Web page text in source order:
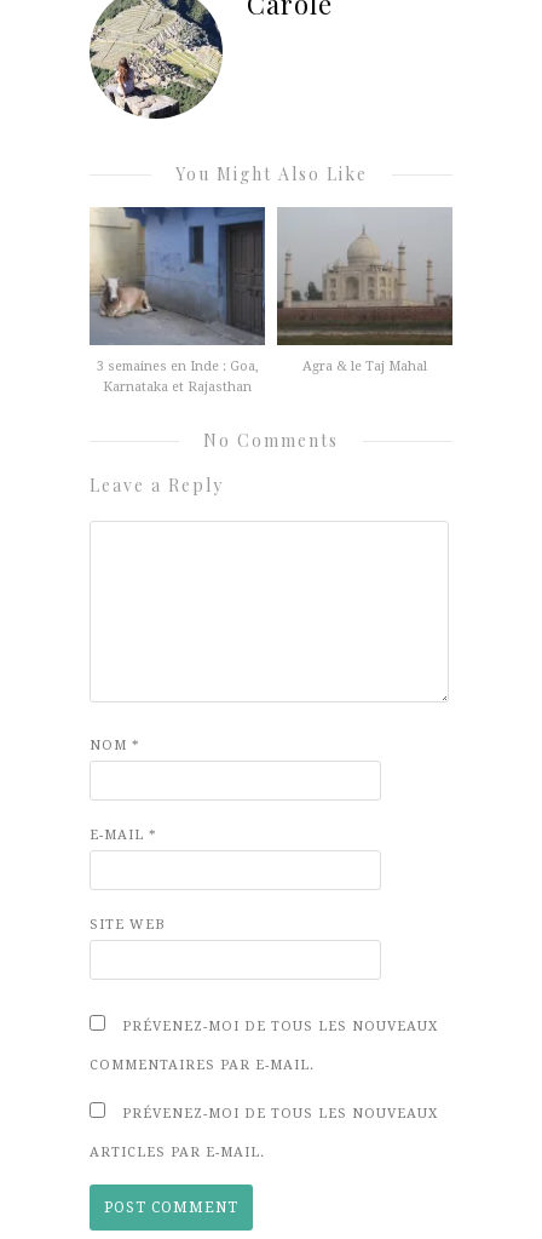
You Might Also Like
3 semaines en Inde : Goa,
Karnataka et Rajasthan
Agra & le Taj Mahal
No Comments
Leave a Reply
NOM *
E-MAIL *
SITE WEB
PRÉVENEZ-MOI DE TOUS LES NOUVEAUX
COMMENTAIRES PAR E-MAIL.
PRÉVENEZ-MOI DE TOUS LES NOUVEAUX
ARTICLES PAR E-MAIL.